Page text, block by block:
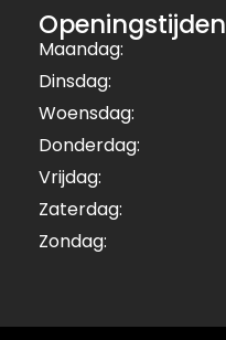
Openingstijden
Maandag:
Dinsdag:
Woensdag:
Donderdag:
Vrijdag:
Zaterdag:
Zondag: